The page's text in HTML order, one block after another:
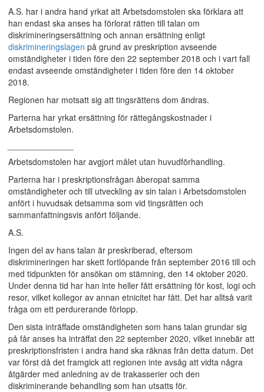
A.S. har i andra hand yrkat att Arbetsdomstolen ska förklara att
han endast ska anses ha förlorat rätten till talan om
diskrimineringsersättning och annan ersättning enligt
diskrimineringslagen på grund av preskription avseende
omständigheter i tiden före den 22 september 2018 och i vart fall
endast avseende omständigheter i tiden före den 14 oktober
2018.
Regionen har motsatt sig att tingsrättens dom ändras.
Parterna har yrkat ersättning för rättegångskostnader i
Arbetsdomstolen.
Arbetsdomstolen har avgjort målet utan huvudförhandling.
Parterna har i preskriptionsfrågan åberopat samma
omständigheter och till utveckling av sin talan i Arbetsdomstolen
anfört i huvudsak detsamma som vid tingsrätten och
sammanfattningsvis anfört följande.
A.S.
Ingen del av hans talan är preskriberad, eftersom
diskrimineringen har skett fortlöpande från september 2016 till och
med tidpunkten för ansökan om stämning, den 14 oktober 2020.
Under denna tid har han inte heller fått ersättning för kost, logi och
resor, vilket kollegor av annan etnicitet har fått. Det har alltså varit
fråga om ett perdurerande förlopp.
Den sista inträffade omständigheten som hans talan grundar sig
på får anses ha inträffat den 22 september 2020, vilket innebär att
preskriptionsfristen i andra hand ska räknas från detta datum. Det
var först då det framgick att regionen inte avsåg att vidta några
åtgärder med anledning av de trakasserier och den
diskriminerande behandling som han utsatts för.